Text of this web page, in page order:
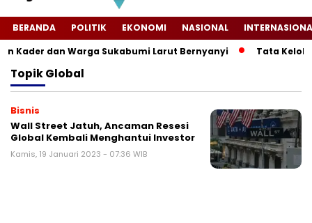
BERANDA POLITIK EKONOMI NASIONAL
dan Warga Sukabumi Larut Bernyanyi
Tata Kelola
TopikGlobal
Bisnis
Wall Street Jatuh, Ancaman Resesi
Global Kembali Menghantui Investor
Kamis, 19 Januari 2023 - 07:36 WIB